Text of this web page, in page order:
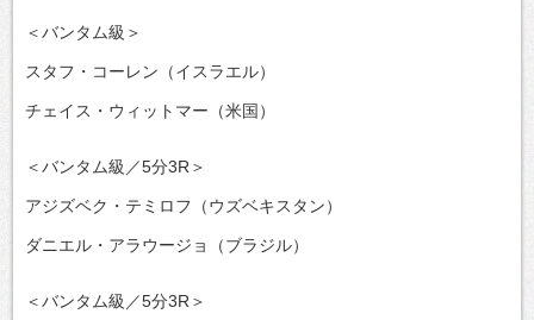
＜バンタム級＞
スタフ・コーレン（イスラエル）
チェイス・ウィットマー（米国）
＜バンタム級／5分3R＞
アジズベク・テミロフ（ウズベキスタン）
ダニエル・アラウージョ（ブラジル）
＜バンタム級／5分3R＞